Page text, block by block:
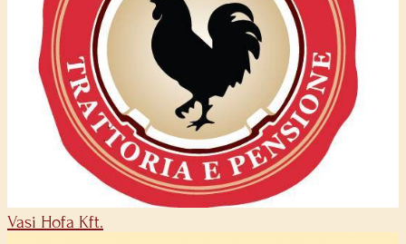
Vasi Hofa Kft.